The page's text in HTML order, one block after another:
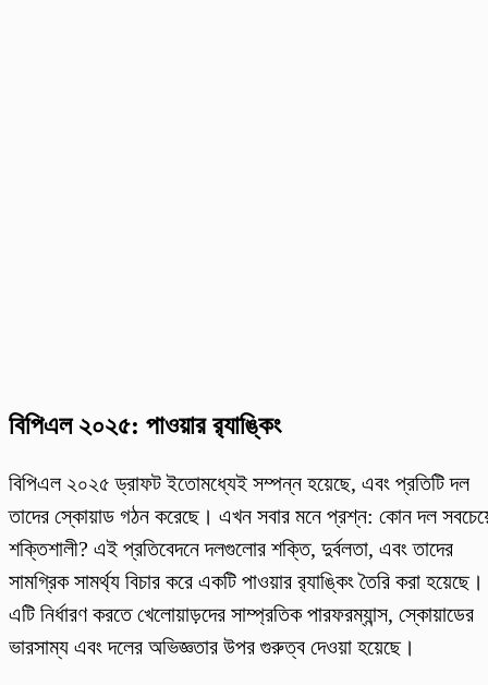
বিপিএল ২০২৫: পাওয়ার র‌্যাঙ্কিং
বিপিএল ২০২৫ ড্রাফট ইতোমধ্যেই সম্পন্ন হয়েছে, এবং প্রতিটি দল
তাদের স্কোয়াড গঠন করেছে। এখন সবার মনে প্রশ্ন: কোন দল
শক্তিশালী? এই প্রতিবেদনে দলগুলোর শক্তি, দুর্বলতা, এবং তাদের
সামগ্রিক সামর্থ্য বিচার করে একটি পাওয়ার র‌্যাঙ্কিং তৈরি করা হয়েছে।
এটি নির্ধারণ করতে খেলোয়াড়দের সাম্প্রতিক পারফরম্যান্স, স্কোয়াডের
ভারসাম্য এবং দলের অভিজ্ঞতার উপর গুরুত্ব দেওয়া হয়েছে।